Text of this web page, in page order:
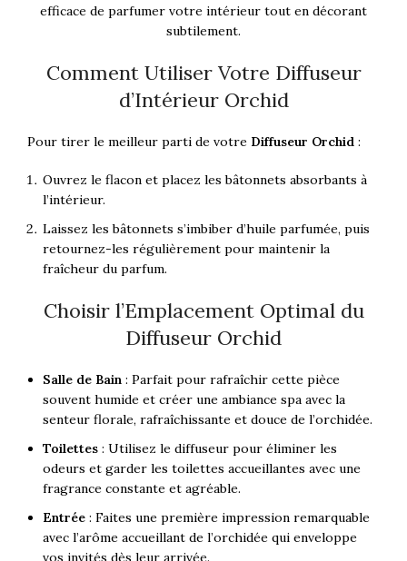
efficace de parfumer votre intérieur tout en décorant
subtilement.
Comment Utiliser Votre Diffuseur
d’Intérieur Orchid
Pour tirer le meilleur parti de votre Diffuseur Orchid :
Ouvrez le flacon et placez les bâtonnets absorbants à
l’intérieur.
Laissez les bâtonnets s’imbiber d’huile parfumée, puis
retournez-les régulièrement pour maintenir la
fraîcheur du parfum.
Choisir l’Emplacement Optimal du
Diffuseur Orchid
Salle de Bain : Parfait pour rafraîchir cette pièce
souvent humide et créer une ambiance spa avec la
senteur florale, rafraîchissante et douce de l’orchidée.
Toilettes : Utilisez le diffuseur pour éliminer les
odeurs et garder les toilettes accueillantes avec une
fragrance constante et agréable.
Entrée : Faites une première impression remarquable
avec l’arôme accueillant de l’orchidée qui enveloppe
vos invités dès leur arrivée.